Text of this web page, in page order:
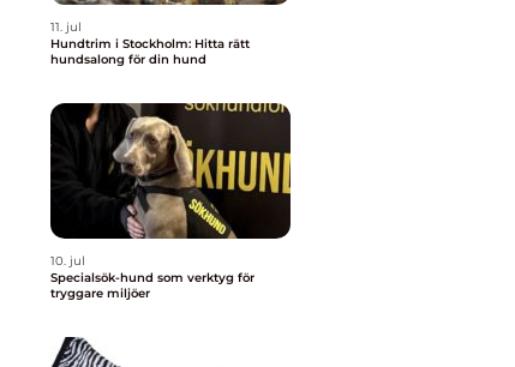
11. jul
Hundtrim i Stockholm: Hitta rätt
hundsalong för din hund
10. jul
Specialsök-hund som verktyg för
tryggare miljöer